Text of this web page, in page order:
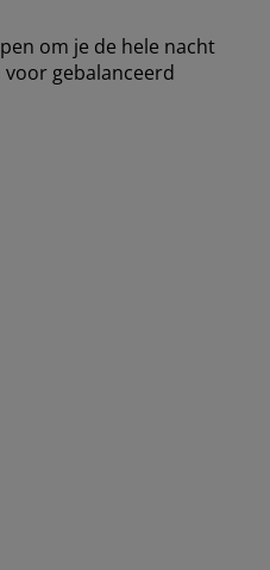
om je de hele nacht
gebalanceerd